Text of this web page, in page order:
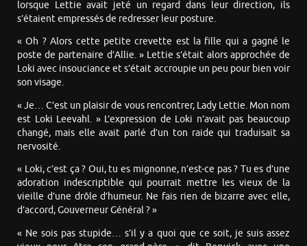
lorsque Lettie avait jeté un regard dans leur direction, ils
s’étaient empressés de redresser leur posture.
« Oh ? Alors cette petite crevette est la fille qui a gagné le
poste de partenaire d’Allie. » Lettie s’était alors approchée de
Loki avec insouciance et s’était accroupie un peu pour bien voir
son visage.
« Je… C’est un plaisir de vous rencontrer, Lady Lettie. Mon nom
est Loki Leevahl. » L’expression de Loki n’avait pas beaucoup
changé, mais elle avait parlé d’un ton raide qui traduisait sa
nervosité.
« Loki, c’est ça ? Oui, tu es mignonne, n’est-ce pas ? Tu es d’une
adoration indescriptible qui pourrait mettre les vieux de la
vieille d’une drôle d’humeur. Ne fais rien de bizarre avec elle,
d’accord, Gouverneur Général ? »
« Ne sois pas stupide… s’il y a quoi que ce soit, je suis assez